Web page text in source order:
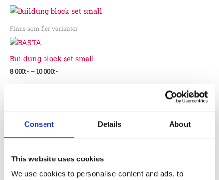
Consent Details About
This website uses cookies
We use cookies to personalise content and ads, to
Finns som fler varianter
Buildung block set small
8 000:- –10 000:-
Prisintervall:
8
000:-
till
Finns som fler varianter
38 000 :- –41 000 :-
38